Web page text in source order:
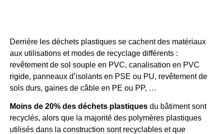
Derrière les déchets plastiques se cachent des matériaux
aux utilisations et modes de recyclage différents :
revêtement de sol souple en PVC, canalisation en PVC
rigide, panneaux d’isolants en PSE ou PU, revêtement de
sols durs, gaines de câble en PE ou PP, …
Moins de 20% des déchets plastiques du bâtiment sont
recyclés, alors que la majorité des polymères plastiques
utilisés dans la construction sont recyclables et que